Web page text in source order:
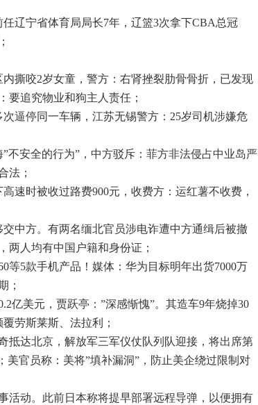
辽宁省体育局局长7年，辽篮3次拿下CBA总冠
撕咬2岁女童，警方：右肾挫裂肋骨骨折，已发现
要追究物业和狗主人责任；
逼停同一车辆，江苏无锡警方：25岁司机涉嫌危
不安全的行为”，中方驳斥：菲方非法侵占中业岛严
法；
速时被收过路费900元，收费方：运红薯不收费，
中方。有两名缅北官员涉电诈遭中方通缉后被撤
两人均有中国户籍和身份证；
等5款手机产品！媒体：华为目标明年出货7000万
；
亿美元，贾跃亭：”深感惭愧”。其造车9年烧掉30
劳斯莱斯、法拉利；
抵达北京，解放军三军仪仗队列队迎接，将出席第
美官员称：美将”填补漏洞”，防止美企绕过限制对
活动。此前日本称将提早部署远程导弹，以便拥有